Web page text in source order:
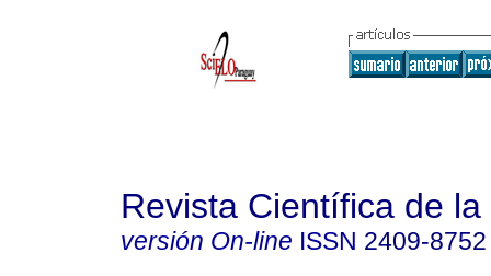
Revista Científica de la
versión On-line ISSN 2409-8752